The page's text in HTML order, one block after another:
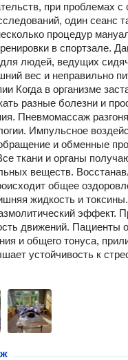
при проблемах с
один сеанс
процедур
в спортзале.
людей, ведущих
вес и неправильно
Когда в организме
разные болезни и
Пневмомассаж
Импульсное
и обменные
ткани и органы
веществ.
общее
жидкость и токсины.
эффект.
движений. Пациенты
и общего тонуса,
устойчивость к